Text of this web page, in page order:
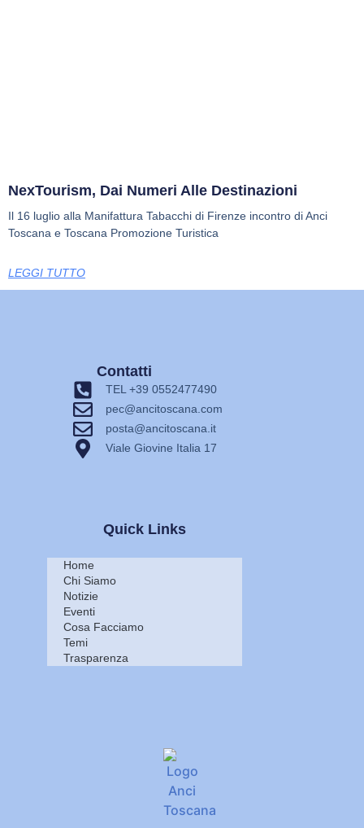
NexTourism, Dai Numeri Alle Destinazioni
Il 16 luglio alla Manifattura Tabacchi di Firenze incontro di Anci
Toscana e Toscana Promozione Turistica
LEGGI TUTTO
Quick Links
Home
Chi Siamo
Notizie
Eventi
Cosa Facciamo
Temi
Trasparenza
Contatti
TEL +39 0552477490
pec@ancitoscana.com
posta@ancitoscana.it
Viale Giovine Italia 17